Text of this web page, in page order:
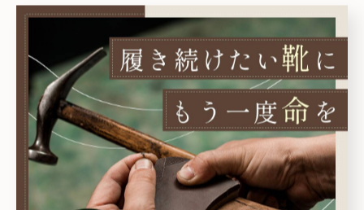
を防ぎ、長期間にわたって美しい状態を維持できます。
岡山市の修理店には、こうした細やかなサービスを提供
するところが多く、安心して任せられます。
靴修理がもたらす快適な履き心地
靴修理は見た目の回復だけでなく、履き心地の向上にも
大きく貢献します。擦り減ったソールやへたった中敷き
を交換・補修することで、歩行時の衝撃吸収性や足の安